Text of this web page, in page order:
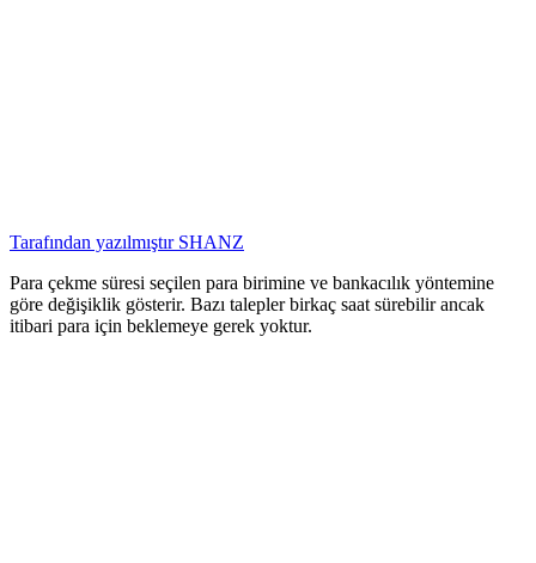
Tarafından yazılmıştır SHANZ
Para çekme süresi seçilen para birimine ve bankacılık yöntemine
göre değişiklik gösterir. Bazı talepler birkaç saat sürebilir ancak
itibari para için beklemeye gerek yoktur.